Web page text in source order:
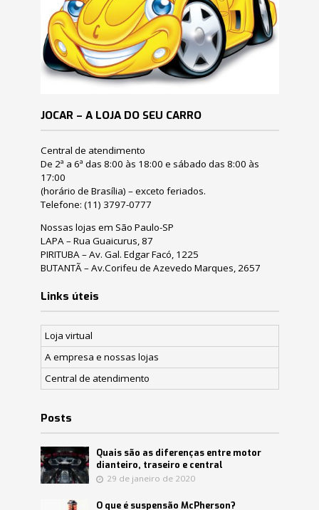
JOCAR – A LOJA DO SEU CARRO
Central de atendimento
De 2ª a 6ª das 8:00 às 18:00 e sábado das 8:00 às
17:00
(horário de Brasília) – exceto feriados.
Telefone: (11) 3797-0777
Nossas lojas em São Paulo-SP
LAPA – Rua Guaicurus, 87
PIRITUBA – Av. Gal. Edgar Facó, 1225
BUTANTÃ – Av.Corifeu de Azevedo Marques, 2657
Links úteis
Loja virtual
A empresa e nossas lojas
Central de atendimento
Posts
Quais são as diferenças entre motor
dianteiro, traseiro e central
29 de janeiro de 2020
O que é suspensão McPherson?